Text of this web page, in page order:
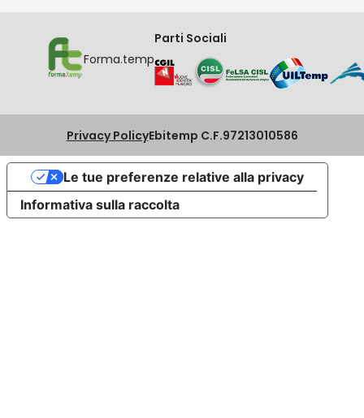
Forma.temp
Parti Sociali
Privacy PolicyEbitemp C.F.97213010586
Informativa sulla raccolta
Le tue preferenze relative alla privacy